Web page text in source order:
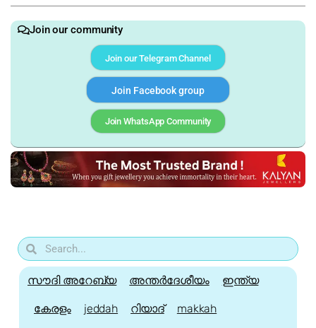
Join our community
Join our Telegram Channel
Join Facebook group
Join WhatsApp Community
സൗദി അറേബ്യ അന്തർദേശീയം ഇന്ത്യ
കേരളം jeddah റിയാദ് makkah